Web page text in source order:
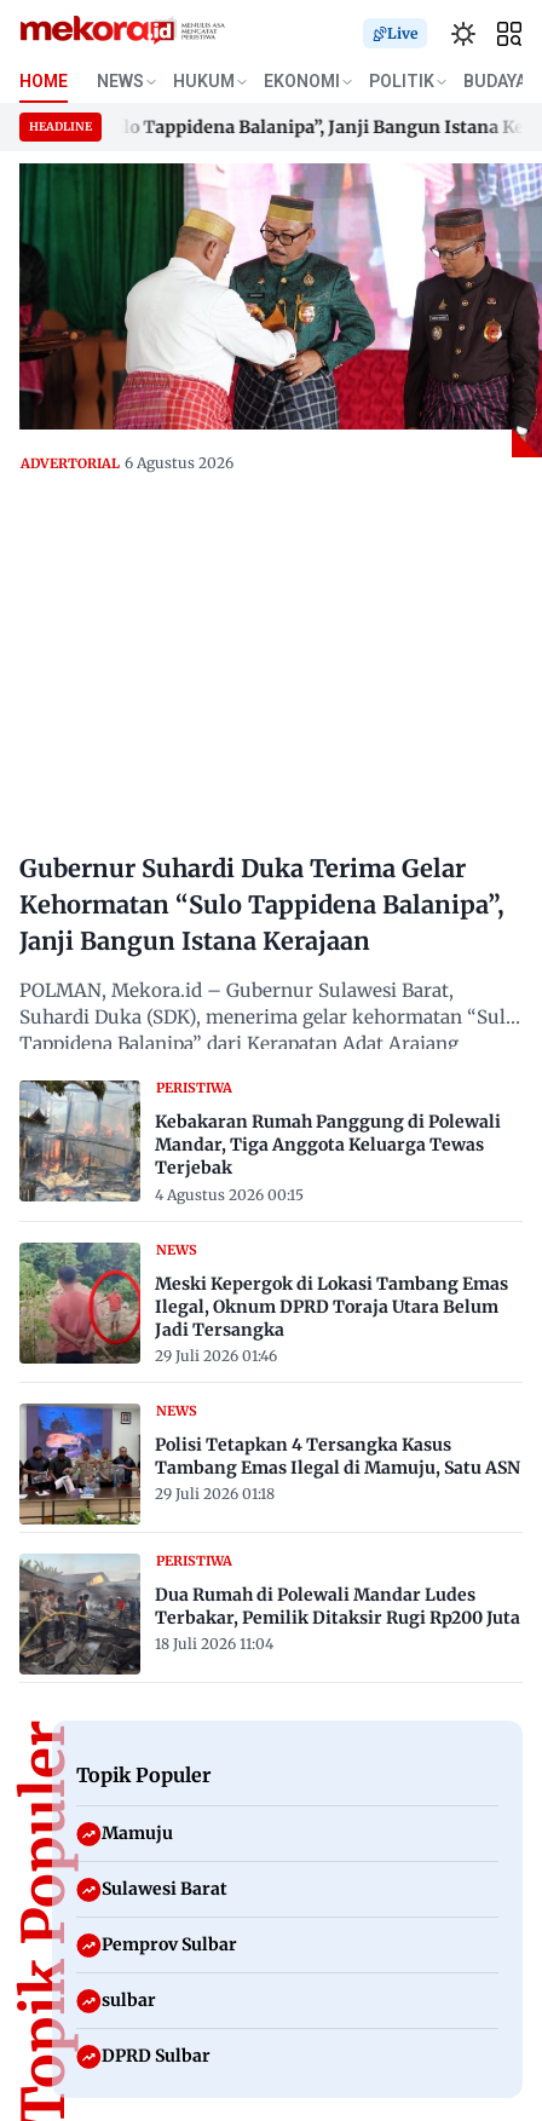
content
Live
HOME NEWS HUKUM EKONOMI POLITIK BUDAYA
HEADLINE
“Sulo Tappidena Balanipa”, Janji Bangun Istana Kerajaan
“Sulo Tappidena Balanipa”, Janji Bangun Istana Kerajaan
ADVERTORIAL 6 Agustus 2026
Gubernur Suhardi Duka Terima Gelar
Kehormatan “Sulo Tappidena Balanipa”,
Janji Bangun Istana Kerajaan
POLMAN, Mekora.id – Gubernur Sulawesi Barat,
Suhardi Duka (SDK), menerima gelar kehormatan “Sulo
Tappidena Balanipa” dari Kerapatan Adat Arajang
PERISTIWA
Kebakaran Rumah Panggung di Polewali
Mandar, Tiga Anggota Keluarga Tewas
Terjebak
4 Agustus 2026 00:15
NEWS
Meski Kepergok di Lokasi Tambang Emas
Ilegal, Oknum DPRD Toraja Utara Belum
Jadi Tersangka
29 Juli 2026 01:46
NEWS
Polisi Tetapkan 4 Tersangka Kasus
Tambang Emas Ilegal di Mamuju, Satu ASN
29 Juli 2026 01:18
PERISTIWA
Dua Rumah di Polewali Mandar Ludes
Terbakar, Pemilik Ditaksir Rugi Rp200 Juta
18 Juli 2026 11:04
Topik PopulerTopik Populer
Mamuju
Sulawesi Barat
Pemprov Sulbar
sulbar
DPRD Sulbar